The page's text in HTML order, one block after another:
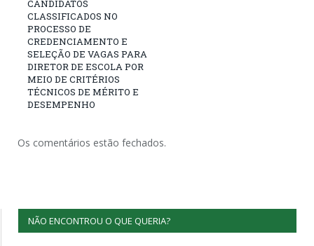
CANDIDATOS
CLASSIFICADOS NO
PROCESSO DE
CREDENCIAMENTO E
SELEÇÃO DE VAGAS PARA
DIRETOR DE ESCOLA POR
MEIO DE CRITÉRIOS
TÉCNICOS DE MÉRITO E
DESEMPENHO
Os comentários estão fechados.
NÃO ENCONTROU O QUE QUERIA?